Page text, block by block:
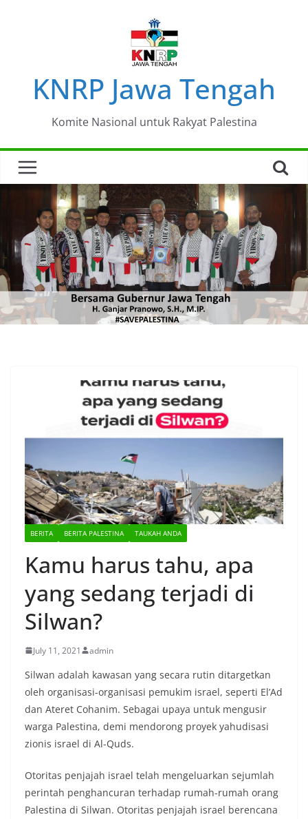
KNRP Jawa Tengah
Komite Nasional untuk Rakyat Palestina
BERITA BERITA PALESTINA TAUKAH ANDA
Kamu harus tahu, apa
yang sedang terjadi di
Silwan?
July 11, 2021 admin
Silwan adalah kawasan yang secara rutin ditargetkan
oleh organisasi-organisasi pemukim israel, seperti El’Ad
dan Ateret Cohanim. Sebagai upaya untuk mengusir
warga Palestina, demi mendorong proyek yahudisasi
zionis israel di Al-Quds.
Otoritas penjajah israel telah mengeluarkan sejumlah
perintah penghancuran terhadap rumah-rumah orang
Palestina di Silwan. Otoritas penjajah israel berencana